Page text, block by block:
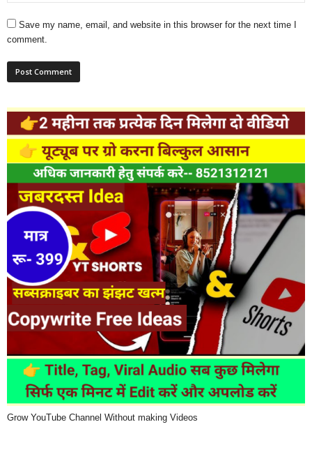
Save my name, email, and website in this browser for the next time I
comment.
Grow YouTube Channel Without making Videos